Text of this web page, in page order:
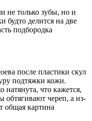
не только зубы, но и
будто делится на две
подбородка
после пластики скул
подтяжки кожи.
натянута, что кажется,
обтягивают череп, а из-
общая картина